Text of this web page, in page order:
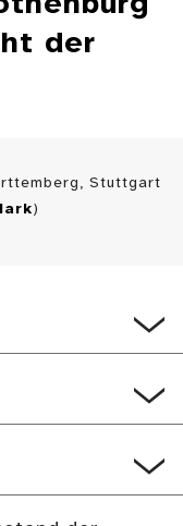
der
Stuttgart
)